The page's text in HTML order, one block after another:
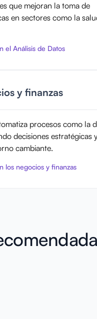
que mejoran la toma de
en sectores como la
el Análisis de Datos
y finanzas
procesos como la
decisiones estratégicas
cambiante.
los negocios y finanzas